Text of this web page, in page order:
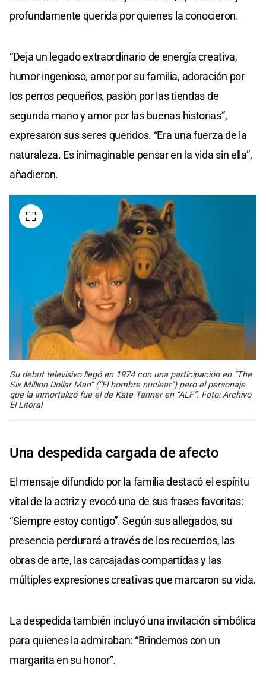
profundamente querida por quienes la conocieron.
“Deja un legado extraordinario de energía creativa,
humor ingenioso, amor por su familia, adoración por
los perros pequeños, pasión por las tiendas de
segunda mano y amor por las buenas historias”,
expresaron sus seres queridos. “Era una fuerza de la
naturaleza. Es inimaginable pensar en la vida sin ella”,
añadieron.
Su debut televisivo llegó en 1974 con una participación en “The
Six Million Dollar Man” (“El hombre nuclear”) pero el personaje
que la inmortalizó fue el de Kate Tanner en “ALF”. Foto: Archivo
El Litoral
Una despedida cargada de afecto
El mensaje difundido por la familia destacó el espíritu
vital de la actriz y evocó una de sus frases favoritas:
“Siempre estoy contigo”. Según sus allegados, su
presencia perdurará a través de los recuerdos, las
obras de arte, las carcajadas compartidas y las
múltiples expresiones creativas que marcaron su vida.
La despedida también incluyó una invitación simbólica
para quienes la admiraban: “Brindemos con un
margarita en su honor”.